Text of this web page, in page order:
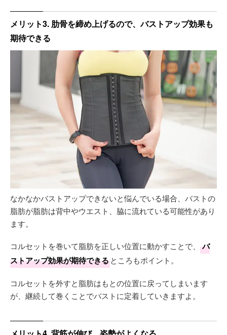
メリット3. 肋骨を締め上げるので、バストアップ効果も
期待できる
なかなかバストアップできないと悩んでいる場合、バストの
脂肪が脂肪は背中やウエスト、脇に流れている可能性があり
ます。
コルセットを巻いて脂肪を正しい位置に動かすことで、
バ
ストアップ効果が期待できるところもポイント。
コルセットを外すと脂肪はもとの位置に戻ってしまいます
が、継続して巻くことでバストに定着していきますよ。